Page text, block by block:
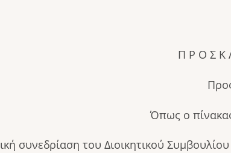
Π Ρ Ο Σ Κ
Όπως ο
συνεδρίαση του Διοικητικού